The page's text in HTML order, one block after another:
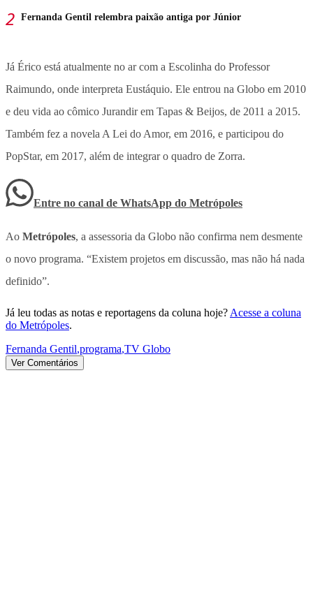
Fernanda Gentil relembra paixão antiga por Júnior
Já Érico está atualmente no ar com a Escolinha do Professor
Raimundo, onde interpreta Eustáquio. Ele entrou na Globo em 2010
e deu vida ao cômico Jurandir em Tapas & Beijos, de 2011 a 2015.
Também fez a novela A Lei do Amor, em 2016, e participou do
PopStar, em 2017, além de integrar o quadro de Zorra.
Entre no canal de WhatsApp do Metrópoles
Ao Metrópoles, a assessoria da Globo não confirma nem desmente
o novo programa. “Existem projetos em discussão, mas não há nada
definido”.
Já leu todas as notas e reportagens da coluna hoje? Acesse a coluna
do Metrópoles.
Fernanda Gentil,programa,TV Globo
Ver Comentários